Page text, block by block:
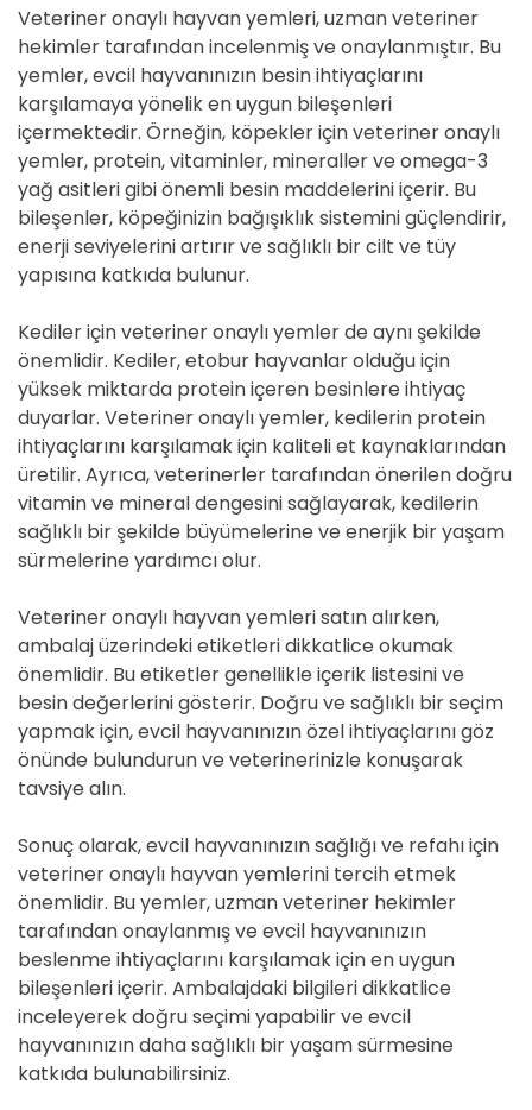
Veteriner onaylı hayvan yemleri, uzman veteriner
hekimler tarafından incelenmiş ve onaylanmıştır. Bu
yemler, evcil hayvanınızın besin ihtiyaçlarını
karşılamaya yönelik en uygun bileşenleri
içermektedir. Örneğin, köpekler için veteriner onaylı
yemler, protein, vitaminler, mineraller ve omega-3
yağ asitleri gibi önemli besin maddelerini içerir. Bu
bileşenler, köpeğinizin bağışıklık sistemini güçlendirir,
enerji seviyelerini artırır ve sağlıklı bir cilt ve tüy
yapısına katkıda bulunur.
Kediler için veteriner onaylı yemler de aynı şekilde
önemlidir. Kediler, etobur hayvanlar olduğu için
yüksek miktarda protein içeren besinlere ihtiyaç
duyarlar. Veteriner onaylı yemler, kedilerin protein
ihtiyaçlarını karşılamak için kaliteli et kaynaklarından
üretilir. Ayrıca, veterinerler tarafından önerilen doğru
vitamin ve mineral dengesini sağlayarak, kedilerin
sağlıklı bir şekilde büyümelerine ve enerjik bir yaşam
sürmelerine yardımcı olur.
Veteriner onaylı hayvan yemleri satın alırken,
ambalaj üzerindeki etiketleri dikkatlice okumak
önemlidir. Bu etiketler genellikle içerik listesini ve
besin değerlerini gösterir. Doğru ve sağlıklı bir seçim
yapmak için, evcil hayvanınızın özel ihtiyaçlarını göz
önünde bulundurun ve veterinerinizle konuşarak
tavsiye alın.
Sonuç olarak, evcil hayvanınızın sağlığı ve refahı için
veteriner onaylı hayvan yemlerini tercih etmek
önemlidir. Bu yemler, uzman veteriner hekimler
tarafından onaylanmış ve evcil hayvanınızın
beslenme ihtiyaçlarını karşılamak için en uygun
bileşenleri içerir. Ambalajdaki bilgileri dikkatlice
inceleyerek doğru seçimi yapabilir ve evcil
hayvanınızın daha sağlıklı bir yaşam sürmesine
katkıda bulunabilirsiniz.